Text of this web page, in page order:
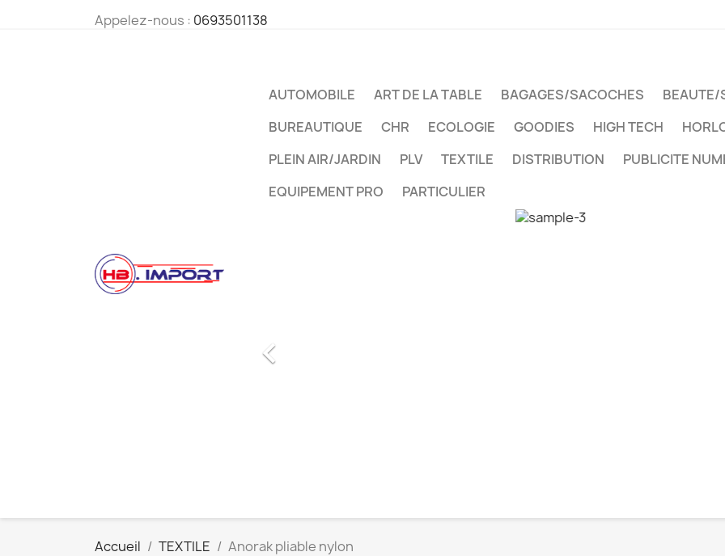
Appelez-nous : 0693501138
AUTOMOBILE ART DE LA TABLE BAGAGES/SACOCHES BEAUTE/
BUREAUTIQUE
CHR ECOLOGIE GOODIES HIGH TECH
PLEIN AIR/JARDIN
PLV TEXTILE DISTRIBUTION PUBLICITE
EQUIPEMENT PRO
PARTICULIER

Accueil TEXTILE Anorak pliable nylon